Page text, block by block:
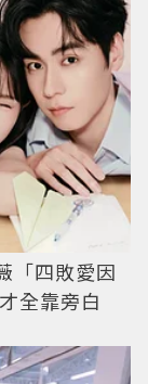
「四敗愛因
全靠旁白